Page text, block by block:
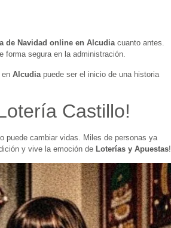
de Navidad online en Alcudiacuanto antes.
forma segura en la administración.
en Alcudia puede ser el inicio de una historia
Castillo!
puede cambiar vidas. Miles de personas ya
y vive la emoción de Loterías y Apuestas!